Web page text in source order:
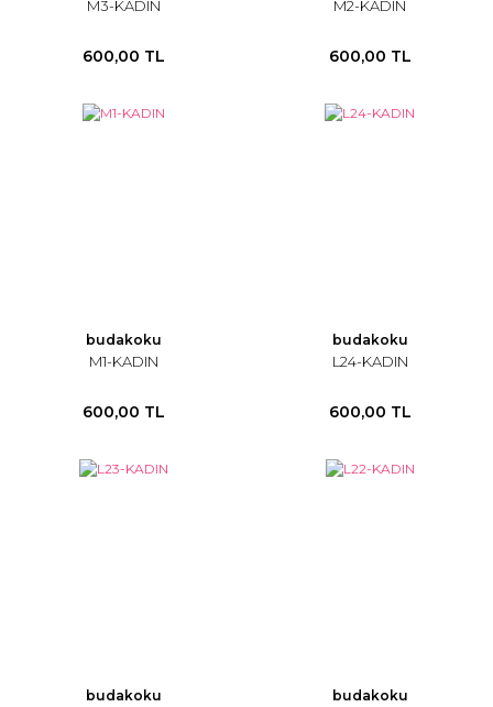
M3-KADIN
600,00 TL
M2-KADIN
600,00 TL
budakoku
M1-KADIN
600,00 TL
budakoku
L24-KADIN
600,00 TL
budakoku budakoku